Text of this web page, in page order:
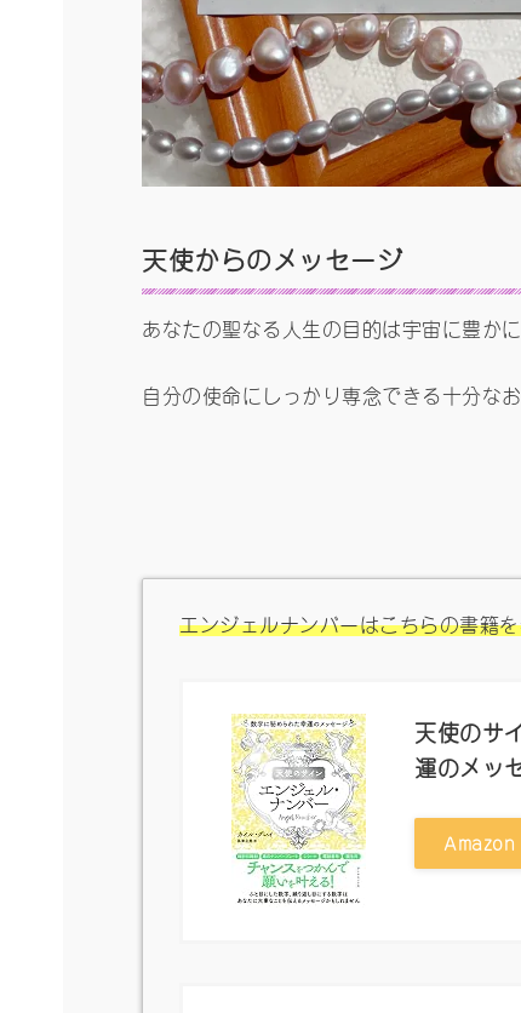
天使からのメッセージ
あなたの聖なる人生の目的は宇宙に豊か
自分の使命にしっかり専念できる十分な
エンジェルナンバーはこちらの書籍
天使のサ
運のメッ
Amazon